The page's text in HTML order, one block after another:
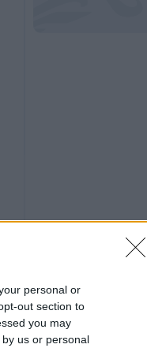
personal or
out section to
you may
us or personal